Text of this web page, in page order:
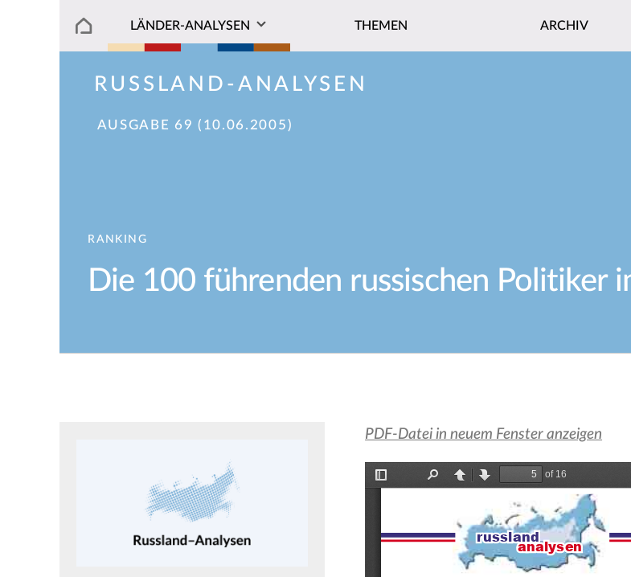
LÄNDER-ANALYSEN THEMEN ARCHIV
RUSSLAND-ANALYSEN
AUSGABE 69 (10.06.2005)
RANKING
Die 100 führenden russischen Politiker
PDF-Datei in neuem Fenster anzeigen